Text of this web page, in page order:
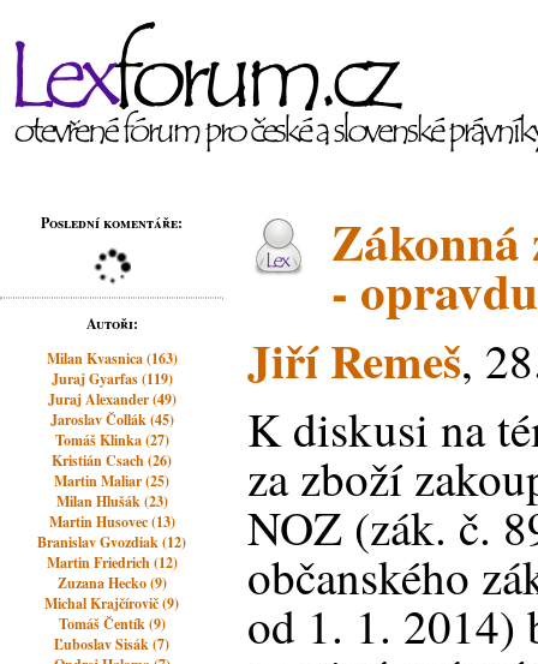
Poslední komentáře:
Autoři:
Milan Kvasnica (163)
Juraj Gyarfas (119)
Juraj Alexander (49)
Jaroslav Čollák (45)
Tomáš Klinka (27)
Kristián Csach (26)
Martin Maliar (25)
Milan Hlušák (23)
Martin Husovec (13)
Branislav Gvozdiak (12)
Martin Friedrich (12)
Zuzana Hecko (9)
Michal Krajčírovič (9)
Tomáš Čentík (9)
Ľuboslav Sisák (7)
-
Jiří Remeš,
K diskusi na
za zboží
NOZ (zák. č.
občanského
od 1. 1. 2014)